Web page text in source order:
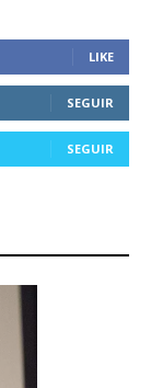
LIKE
SEGUIR
SEGUIR